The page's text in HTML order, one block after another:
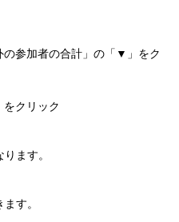
の参加者の合計」の「▼」をク
クリック
ます。
す。